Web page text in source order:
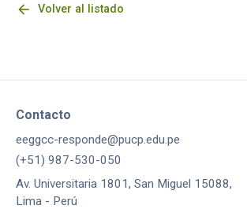
arrow_back Volver al listado
Contacto
eeggcc-responde@pucp.edu.pe
(+51) 987-530-050
Av. Universitaria 1801, San Miguel 15088,
Lima - Perú